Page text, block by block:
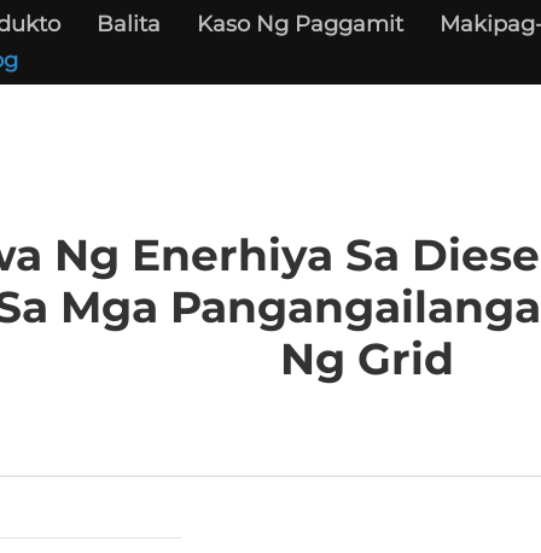
Balita Kaso Ng Paggamit
Ng Enerhiya Sa
Mga
Ng Grid